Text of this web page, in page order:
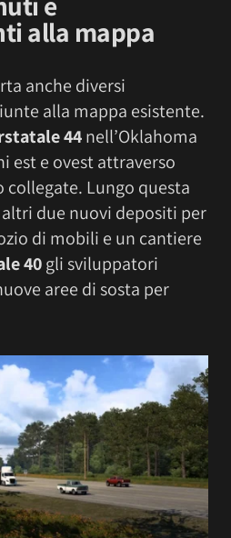
alla mappa
anche diversi
alla mappa esistente.
44nell’Oklahoma
est e ovest attraverso
collegate. Lungo questa
due nuovi depositi per
di mobili e un cantiere
40gli sviluppatori
aree di sosta per